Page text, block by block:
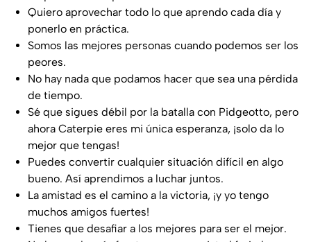
Quiero aprovechar todo lo que aprendo cada día y
ponerlo en práctica.
Somos las mejores personas cuando podemos ser los
peores.
No hay nada que podamos hacer que sea una pérdida
de tiempo.
Sé que sigues débil por la batalla con Pidgeotto, pero
ahora Caterpie eres mi única esperanza, ¡solo da lo
mejor que tengas!
Puedes convertir cualquier situación difícil en algo
bueno. Así aprendimos a luchar juntos.
La amistad es el camino a la victoria, ¡y yo tengo
muchos amigos fuertes!
Tienes que desafiar a los mejores para ser el mejor.